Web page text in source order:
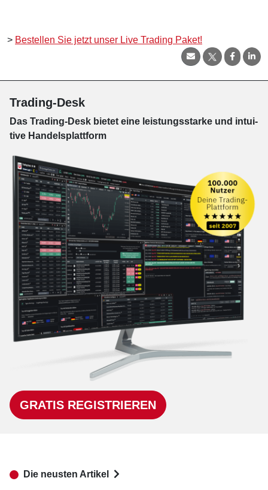
> Bestellen Sie jetzt unser Live Trading Paket!
Trading-Desk
Das Trading-Desk bie­tet eine leis­tungs­star­ke und in­tui­
tive Han­dels­platt­form
GRATIS REGISTRIEREN
Die neusten Artikel